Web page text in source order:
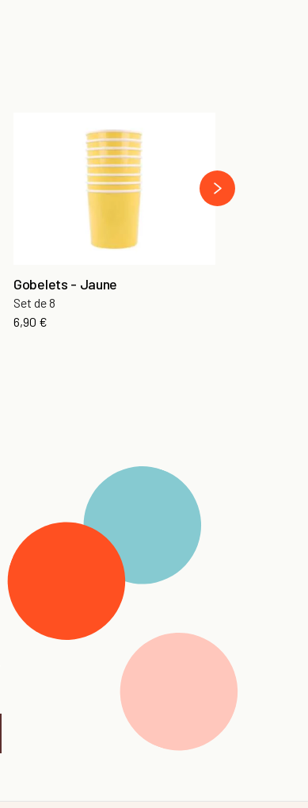
Gobelets - Jaune
Set de 8
6,90 €
›